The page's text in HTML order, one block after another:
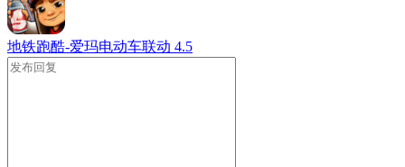
地铁跑酷-爱玛电动车联动 4.5